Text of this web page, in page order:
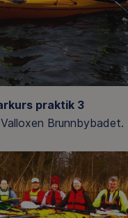
praktik 3
Brunnbybadet.